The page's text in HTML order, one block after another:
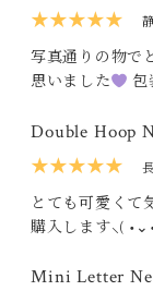
★★★★★
写真通りの物で
思いました
包
Double Hoop
★★★★★
とても可愛くて
購入します‪⸜(
Mini Letter